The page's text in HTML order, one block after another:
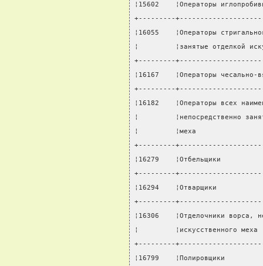
¦15602    ¦Операторы
+---------
¦16055    ¦Операторы
¦         ¦занятые отделкой
+---------
¦16167    ¦Операторы
+---------
¦16182    ¦Операторы всех
¦         ¦непосредственно
¦         ¦меха
+---------
¦16279    ¦Отбельщики
+---------
¦16294    ¦Отварщики
+---------
¦16306    ¦Отделочники ворса,
¦
+---------
¦16799